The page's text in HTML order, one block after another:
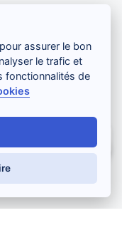
puis-je vous aider ?
assurer le bon
le trafic et
fonctionnalités de